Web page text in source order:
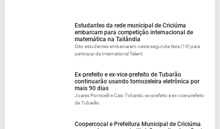
Estudantes da rede municipal de Criciúma
embarcam para competição internacional de
matemática na Tailândia
Oito estudantes embarcaram nesta segunda-feira (19) para
participar da International Talent
Ex-prefeito e ex-vice-prefeito de Tubarão
continuarão usando tornozeleira eletrônica por
mais 90 dias
Joares Ponticelli e Caio Tokarski, ex-prefeito e ex-vice-prefeito
de Tubarão,
Coopercocal e Prefeitura Municipal de Criciúma